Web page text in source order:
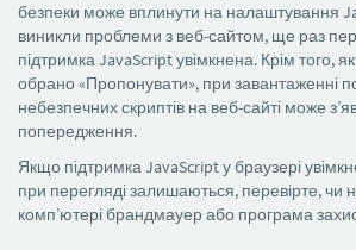
безпеки може вплинути на налаштування
виникли проблеми з веб-сайтом, ще раз
підтримка JavaScript увімкнена. Крім того,
обрано «Пропонувати», при завантаженні
небезпечних скриптів на веб-сайті може
попередження.
Якщо підтримка JavaScript у браузері
при перегляді залишаються, перевірте, чи
комп’ютері брандмауер або програма